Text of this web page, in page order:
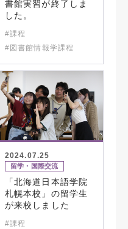
書館実習が終了しま
した。
#課程
#図書館情報学課程
2024.07.25
留学・国際交流
「北海道日本語学院
札幌本校」の留学生
が来校しました
#課程